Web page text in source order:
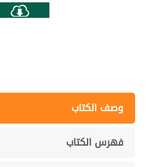
وصف الكتاب
فهرس الكتاب